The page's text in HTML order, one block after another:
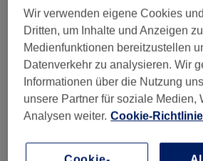
Premium Add-ons ( 2)
Unsere Arbeit
Bild anklicken für weitere Details
Wir verwenden eigene Cookies
Dritten, um Inhalte und Anzeigen
Medienfunktionen bereitzustellen
Datenverkehr zu analysieren. Wir
Informationen über die Nutzung
unsere Partner für soziale Medien,
Analysen weiter. Cookie-